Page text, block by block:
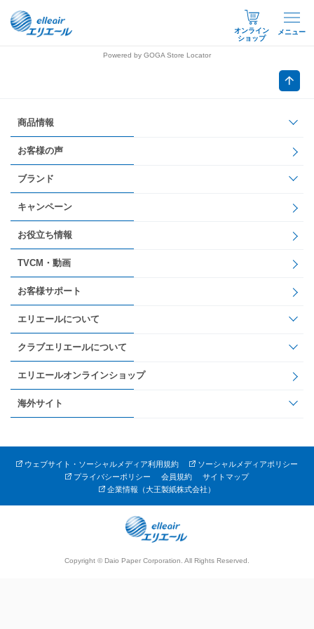
オンライン
ショップ
メニュー
Powered by GOGA Store Locator
商品情報
お客様の声
ブランド
キャンペーン
お役立ち情報
TVCM・動画
お客様サポート
エリエールについて
クラブエリエールについて
エリエールオンラインショップ
海外サイト
ウェブサイト・ソーシャルメディア利用規約
ソーシャルメディアポリシー
プライバシーポリシー
会員規約
サイトマップ
企業情報（大王製紙株式会社）
Copyright © Daio Paper Corporation. All Rights Reserved.